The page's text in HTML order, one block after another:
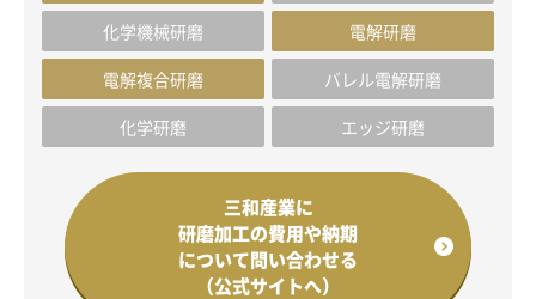
化学機械研磨
電解研磨
電解複合研磨
バレル電解研磨
化学研磨
エッジ研磨
三和産業に
研磨加工の費用や納期
について問い合わせる
（公式サイトへ）